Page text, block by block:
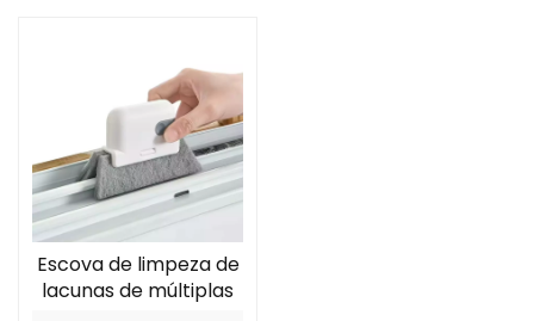
Escova de limpeza de
lacunas de múltiplas